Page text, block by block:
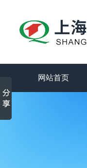
网站首页